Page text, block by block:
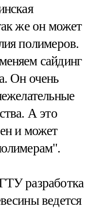
же он может
полимеров.
сайдинг
Он очень
А это
и может
разработка
ведется